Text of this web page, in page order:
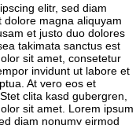
elitr, sed diam
magna aliquyam
et justo duo dolores
takimata sanctus est
sit amet, consetetur
invidunt ut labore et
At vero eos et
clita kasd gubergren,
sit amet. Lorem ipsum
diam nonumy eirmod